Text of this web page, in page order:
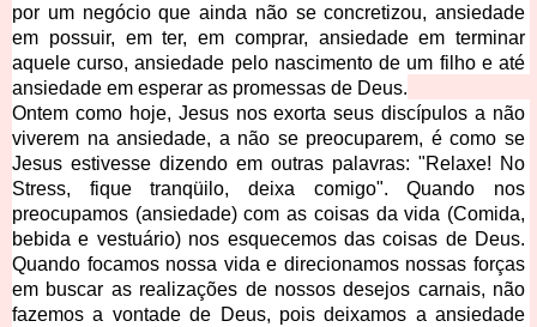
por um negócio que ainda não se concretizou, ansiedade
em possuir, em ter, em comprar, ansiedade em terminar
aquele curso, ansiedade pelo nascimento de um filho e até
ansiedade em esperar as promessas de Deus.
Ontem como hoje, Jesus nos exorta seus discípulos a não
viverem na ansiedade, a não se preocuparem, é como se
Jesus estivesse dizendo em outras palavras: "Relaxe! No
Stress, fique tranqüilo, deixa comigo". Quando nos
preocupamos (ansiedade) com as coisas da vida (Comida,
bebida e vestuário) nos esquecemos das coisas de Deus.
Quando focamos nossa vida e direcionamos nossas forças
em buscar as realizações de nossos desejos carnais, não
fazemos a vontade de Deus, pois deixamos a ansiedade